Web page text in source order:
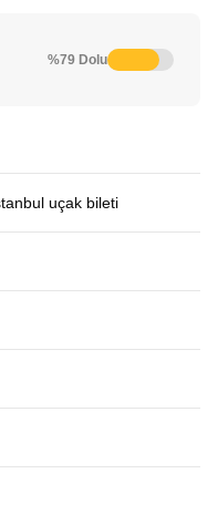
%79 Dolu
uçak bileti